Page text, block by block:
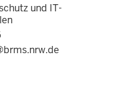
und IT-